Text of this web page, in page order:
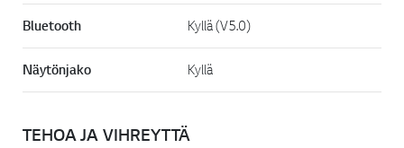
Bluetooth Kyllä (V5.0)
Näytönjako Kyllä
TEHOA JA VIHREYTTÄ